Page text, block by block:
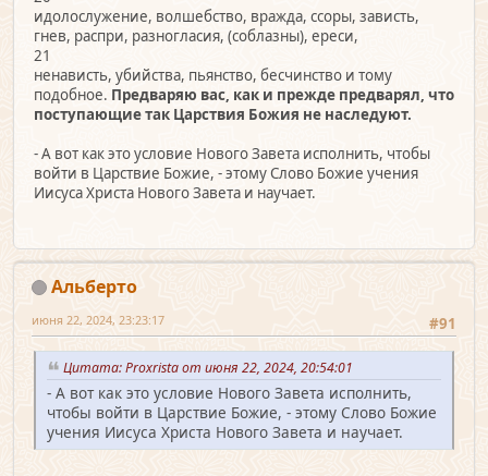
идолослужение, волшебство, вражда, ссоры, зависть,
гнев, распри, разногласия, (соблазны), ереси,
21
ненависть, убийства, пьянство, бесчинство и тому
подобное. Предваряю вас, как и прежде предварял, что
поступающие так Царствия Божия не наследуют.
- А вот как это условие Нового Завета исполнить, чтобы
войти в Царствие Божие, - этому Слово Божие учения
Иисуса Христа Нового Завета и научает.
Альберто
#91
июня 22, 2024, 23:23:17
Цитата: Proxrista от июня 22, 2024, 20:54:01
- А вот как это условие Нового Завета исполнить,
чтобы войти в Царствие Божие, - этому Слово Божие
учения Иисуса Христа Нового Завета и научает.